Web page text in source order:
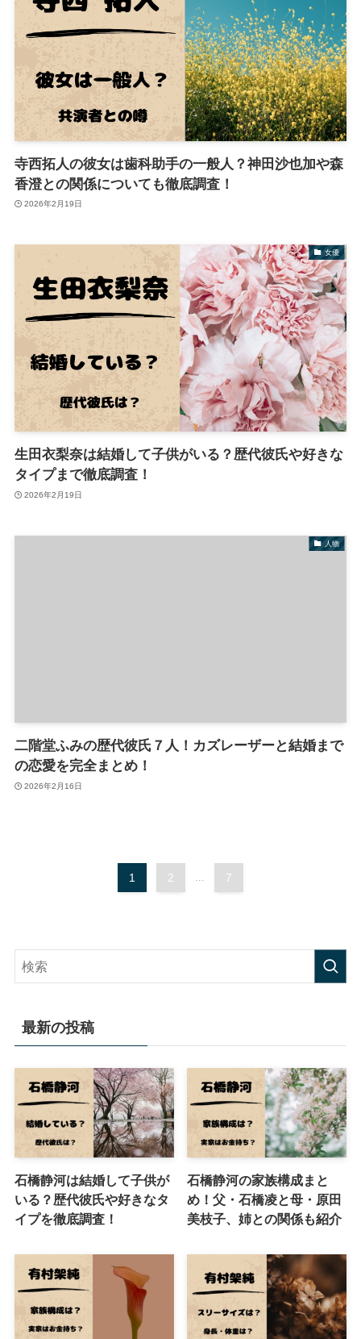
寺西拓人の彼女は歯科助手の一般人？神田沙也加や森
香澄との関係についても徹底調査！
2026年2月19日
女優
生田衣梨奈は結婚して子供がいる？歴代彼氏や好きな
タイプまで徹底調査！
2026年2月19日
人物
二階堂ふみの歴代彼氏７人！カズレーザーと結婚まで
の恋愛を完全まとめ！
2026年2月16日
1 2 ... 7
最新の投稿
石橋静河は結婚して子供が
いる？歴代彼氏や好きなタ
イプを徹底調査！
石橋静河の家族構成まと
め！父・石橋凌と母・原田
美枝子、姉との関係も紹介